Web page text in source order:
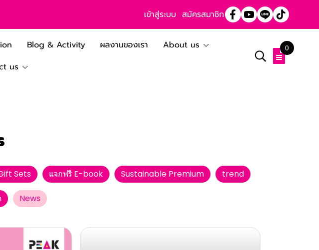
เข้าสู่ระบบ สมัครสมาชิก
Blog & Activity ผลงานของเรา
About us
us
0
Sets แจกฟรี E-book Sustainable Premium trend
News